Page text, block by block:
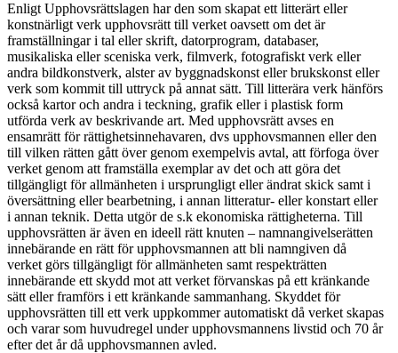
Enligt Upphovsrättslagen har den som skapat ett litterärt eller
konstnärligt verk upphovsrätt till verket oavsett om det är
framställningar i tal eller skrift, datorprogram, databaser,
musikaliska eller sceniska verk, filmverk, fotografiskt verk eller
andra bildkonstverk, alster av byggnadskonst eller brukskonst eller
verk som kommit till uttryck på annat sätt. Till litterära verk hänförs
också kartor och andra i teckning, grafik eller i plastisk form
utförda verk av beskrivande art. Med upphovsrätt avses en
ensamrätt för rättighetsinnehavaren, dvs upphovsmannen eller den
till vilken rätten gått över genom exempelvis avtal, att förfoga över
verket genom att framställa exemplar av det och att göra det
tillgängligt för allmänheten i ursprungligt eller ändrat skick samt i
översättning eller bearbetning, i annan litteratur- eller konstart eller
i annan teknik. Detta utgör de s.k ekonomiska rättigheterna. Till
upphovsrätten är även en ideell rätt knuten – namnangivelserätten
innebärande en rätt för upphovsmannen att bli namngiven då
verket görs tillgängligt för allmänheten samt respekträtten
innebärande ett skydd mot att verket förvanskas på ett kränkande
sätt eller framförs i ett kränkande sammanhang. Skyddet för
upphovsrätten till ett verk uppkommer automatiskt då verket skapas
och varar som huvudregel under upphovsmannens livstid och 70 år
efter det år då upphovsmannen avled.